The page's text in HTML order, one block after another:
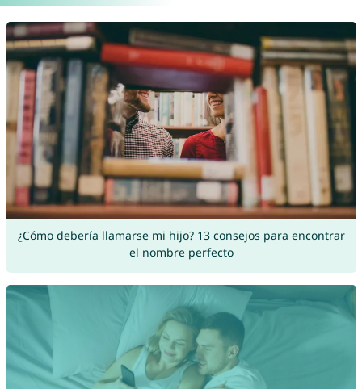
¿Cómo debería llamarse mi hijo? 13 consejos para encontrar
el nombre perfecto